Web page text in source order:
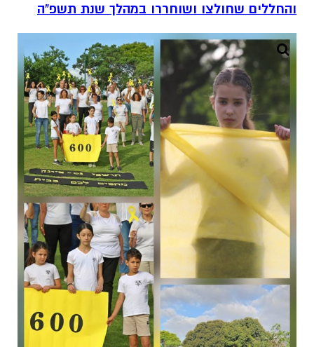
והחללים שחולצו ושוחררו במהלך שנת תשפ"ה